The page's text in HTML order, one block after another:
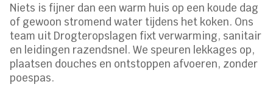
Niets is fijner dan een warm huis op een koude dag
of gewoon stromend water tijdens het koken. Ons
team uit Drogteropslagen fixt verwarming, sanitair
en leidingen razendsnel. We speuren lekkages op,
plaatsen douches en ontstoppen afvoeren, zonder
poespas.